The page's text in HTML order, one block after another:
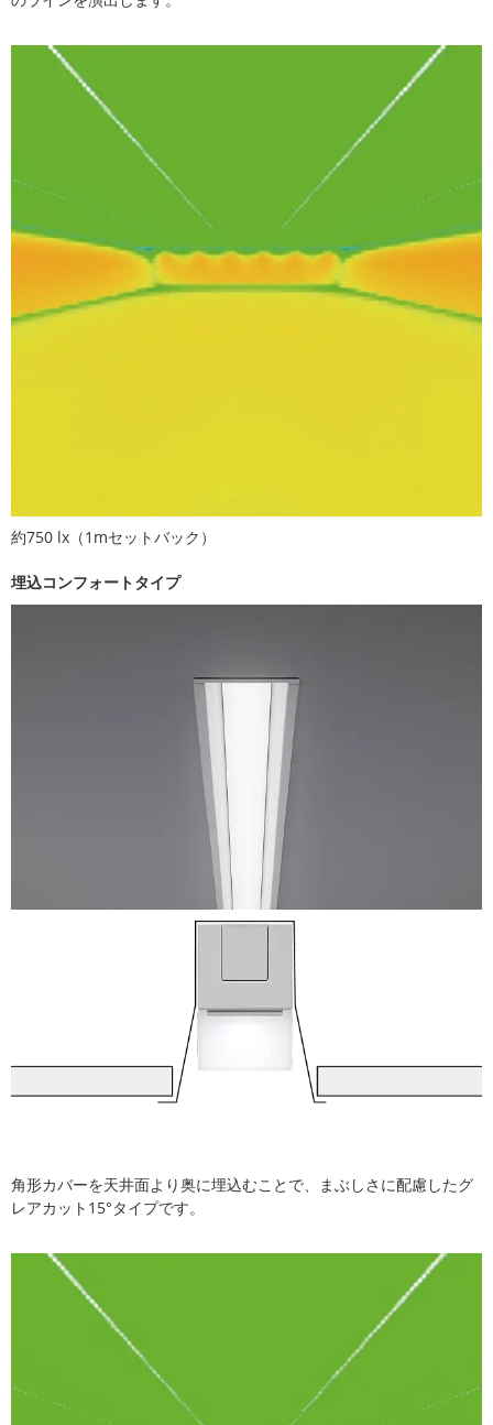
約750 lx（1mセットバック）
埋込コンフォートタイプ
角形カバーを天井面より奥に埋込むことで、まぶしさに配慮したグ
レアカット15°タイプです。